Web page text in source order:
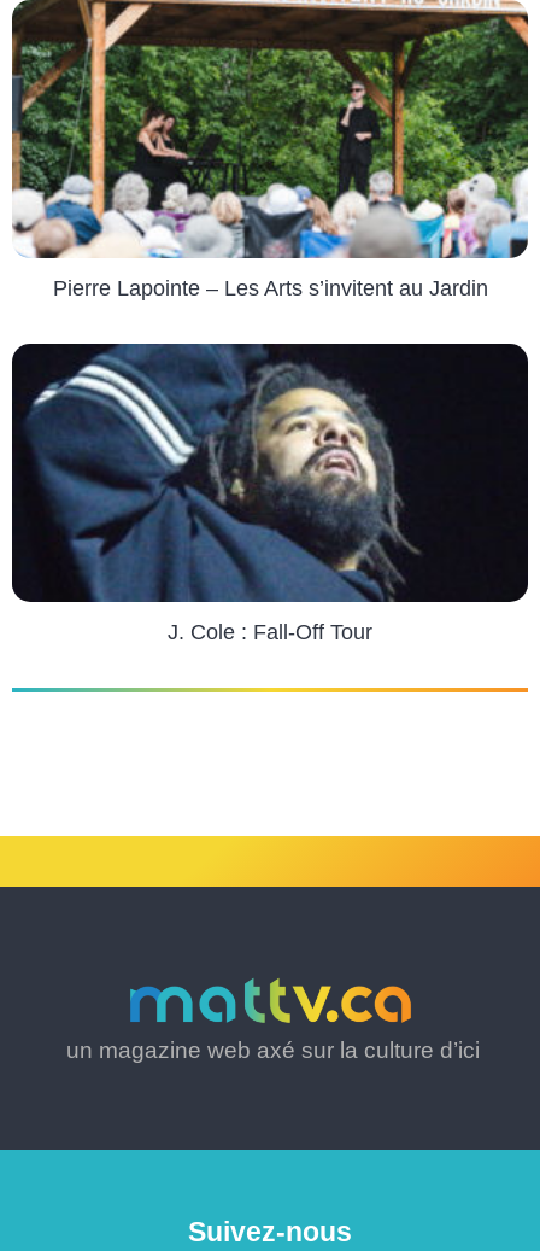
Pierre Lapointe – Les Arts s’invitent au Jardin
J. Cole : Fall-Off Tour
un magazine web axé sur la culture d’ici
Suivez-nous